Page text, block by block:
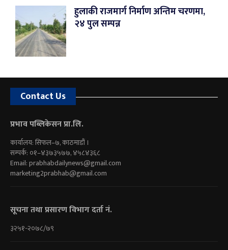
हुलाकी राजमार्ग निर्माण अन्तिम चरणमा,
२४ पुल सम्पन्न
Contact Us
प्रभाव पब्लिकेसन प्रा.लि.
कार्यालय: सिफल–७, काठमाडौं ।
सम्पर्क: ०१–४३७३५७७, ४५८४३६८
Email:prabhabdailynews@gmail.com
marketing2prabhab@gmail.com
सूचना तथा प्रसारण विभाग दर्ता नं.
३२५१-२०७८/७९